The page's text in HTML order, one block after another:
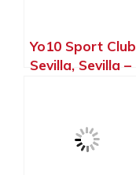
Yo10 Sport Club
Sevilla, Sevilla –